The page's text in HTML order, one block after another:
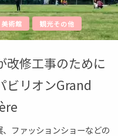
美術館 観光その他
改修工事のために
ビリオンGrand
ファッションショーなどの